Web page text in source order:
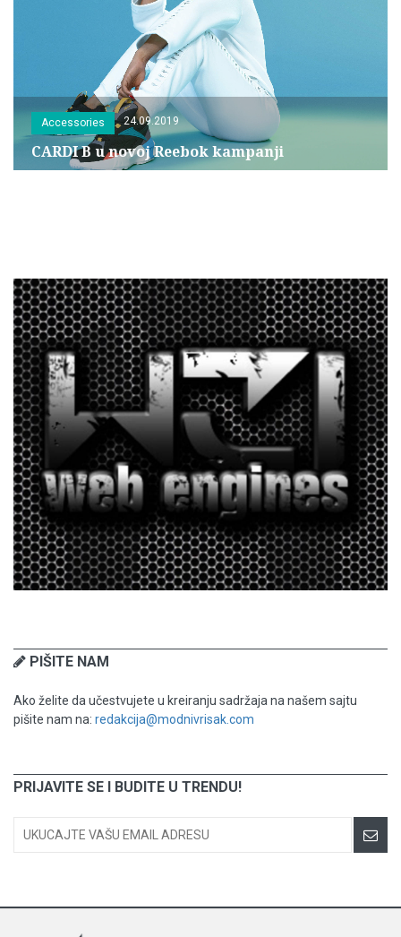
Accessories 24.09.2019
CARDI B u novoj Reebok kampanji
PIŠITE NAM
Ako želite da učestvujete u kreiranju sadržaja na našem sajtu
pišite nam na: redakcija@modnivrisak.com
PRIJAVITE SE I BUDITE U TRENDU!